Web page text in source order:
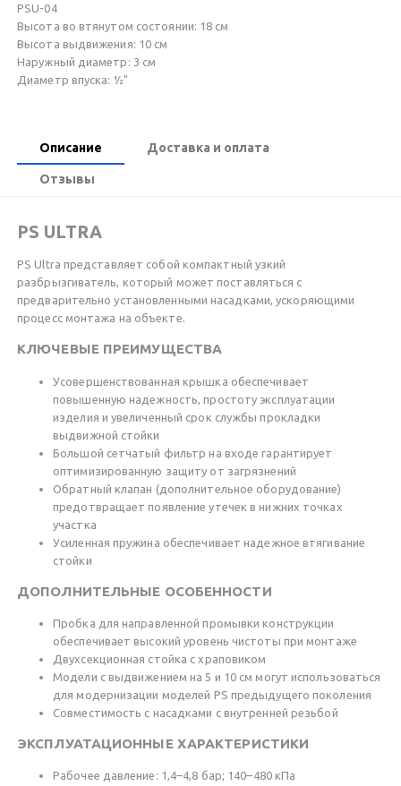
PSU-04
Высота во втянутом состоянии: 18 см
Высота выдвижения: 10 см
Наружный диаметр: 3 см
Диаметр впуска: ½"
Описание Доставка и оплата
Отзывы
PS ULTRA
PS Ultra представляет собой компактный узкий
разбрызгиватель, который может поставляться с
предварительно установленными насадками, ускоряющими
процесс монтажа на объекте.
КЛЮЧЕВЫЕ ПРЕИМУЩЕСТВА
Усовершенствованная крышка обеспечивает
повышенную надежность, простоту эксплуатации
изделия и увеличенный срок службы прокладки
выдвижной стойки
Большой сетчатый фильтр на входе гарантирует
оптимизированную защиту от загрязнений
Обратный клапан (дополнительное оборудование)
предотвращает появление утечек в нижних точках
участка
Усиленная пружина обеспечивает надежное втягивание
стойки
ДОПОЛНИТЕЛЬНЫЕ ОСОБЕННОСТИ
Пробка для направленной промывки конструкции
обеспечивает высокий уровень чистоты при монтаже
Двухсекционная стойка с храповиком
Модели с выдвижением на 5 и 10 см могут использоваться
для модернизации моделей PS предыдущего поколения
Совместимость с насадками с внутренней резьбой
ЭКСПЛУАТАЦИОННЫЕ ХАРАКТЕРИСТИКИ
Рабочее давление: 1,4–4,8 бар; 140–480 кПа